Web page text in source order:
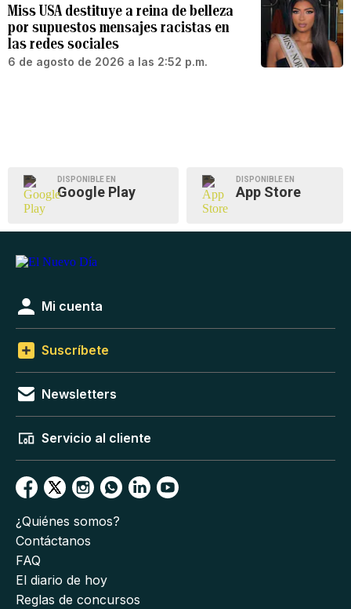
Miss USA destituye a reina de belleza
por supuestos mensajes racistas en
las redes sociales
6 de agosto de 2026 a las 2:52 p.m.
DISPONIBLE EN
Google Play
DISPONIBLE EN
App Store
Mi cuenta
Suscríbete
Newsletters
Servicio al cliente
¿Quiénes somos?
Contáctanos
FAQ
El diario de hoy
Reglas de concursos